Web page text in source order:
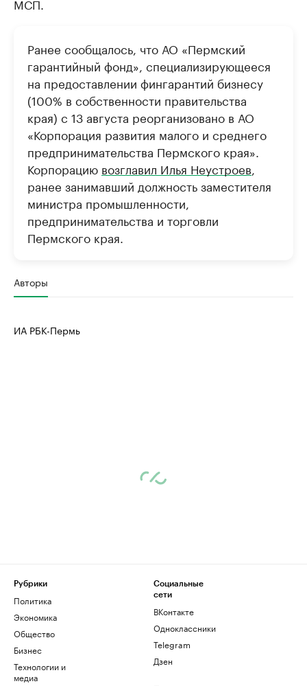
Ранее сообщалось, что АО «Пермский
гарантийный фонд», специализирующееся
на предоставлении фингарантий бизнесу
(100% в собственности правительства
края) с 13 августа реорганизовано в АО
«Корпорация развития малого и среднего
предпринимательства Пермского края».
Корпорацию возглавил Илья Неустроев
ранее занимавший должность заместителя
министра промышленности,
предпринимательства и торговли
Пермского края.
Авторы
ИА РБК-Пермь
Рубрики
Политика
Экономика
Общество
Бизнес
Технологии и
медиа
Социальные
сети
ВКонтакте
Одноклассники
Telegram
Дзен